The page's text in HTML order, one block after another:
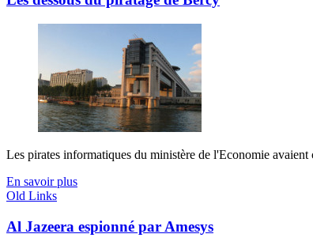
Les pirates informatiques du ministère de l'Economie
En savoir plus
Old Links
Al Jazeera espionné par Amesys